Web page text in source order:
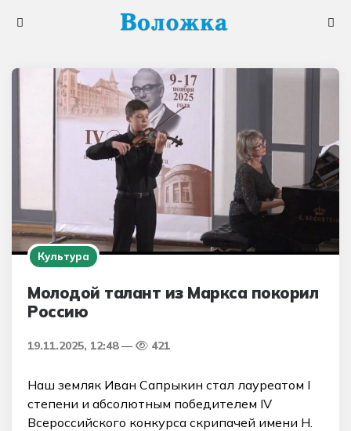
Культура
Молодой талант из Маркса покорил
Россию
19.11.2025, 12:48 421
Наш земляк Иван Сапрыкин стал лауреатом I
степени и абсолютным победителем IV
Всероссийского конкурса скрипачей имени Н.